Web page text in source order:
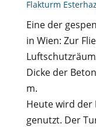
Flakturm
Eine der
in Wien: Zur
Dicke der
m.
Heute wird der
genutzt. Der